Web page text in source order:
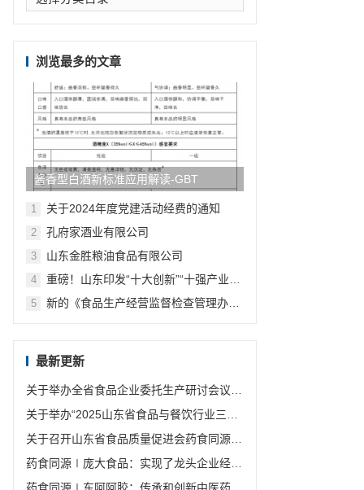
站
道
浏览最多的文章
酱香型白酒新标准应用解读-GBT
10781.4-2024《白酒质量要求 第4部
分：酱香型白酒》主要变化浅析
1 关于2024年度党建活动经费的通知
2 孔府家酒业有限公司
3 山东金胜粮油食品有限公司
4
重磅！山东印发“十大创新”“十强产业”
“十大扩需求”2022年行动计划
5
新的《食品生产经营监督检查管理办
最新更新
关于举办全省食品企业委托生产研讨会议的
通知
关于举办“2025山东省食品与餐饮行业三减
联盟年会暨标准培训班”的通知
关于召开山东省食品质量促进会药食同源分
会和食品安全分会第一次会员大会暨一届一
次理事会议的通知
药食同源∣庞大食品：实现了龙头企业经济
发展的农业产业链